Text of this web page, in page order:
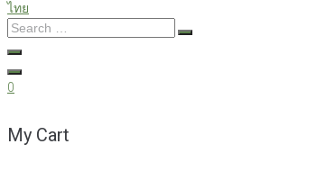
ไทย
Search
…
0
My Cart